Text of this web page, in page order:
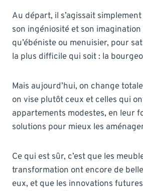
Au départ, il s’agissait
son ingéniosité et son
qu’ébéniste ou menuisier, pour
la plus difficile qui soit : la
Mais aujourd’hui, on change
on vise plutôt ceux et celles qui
appartements modestes, en leur
solutions pour mieux les
Ce qui est sûr, c’est que les
transformation ont encore de
eux, et que les innovations